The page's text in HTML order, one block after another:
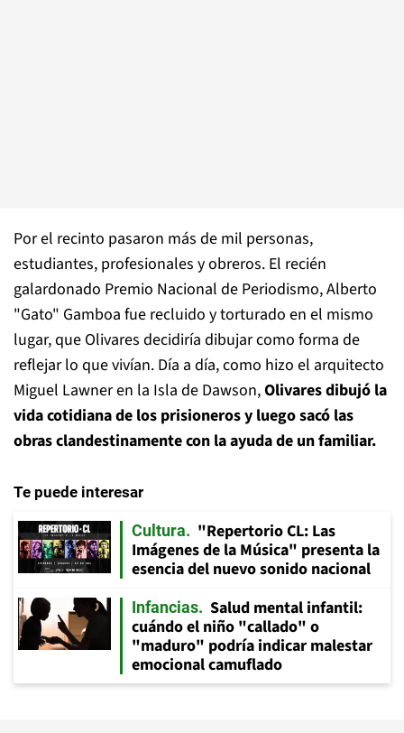
Por el recinto pasaron más de mil personas,
estudiantes, profesionales y obreros. El recién
galardonado Premio Nacional de Periodismo, Alberto
"Gato" Gamboa fue recluido y torturado en el mismo
lugar, que Olivares decidiría dibujar como forma de
reflejar lo que vivían. Día a día, como hizo el arquitecto
Miguel Lawner en la Isla de Dawson,Olivares dibujó la
vida cotidiana de los prisioneros y luego sacó las
obras clandestinamente con la ayuda de un familiar.
Te puede interesar
Cultura
"Repertorio CL: Las
Imágenes de la Música" presenta la
esencia del nuevo sonido nacional
Infancias
Salud mental infantil:
cuándo el niño "callado" o
"maduro" podría indicar malestar
emocional camuflado